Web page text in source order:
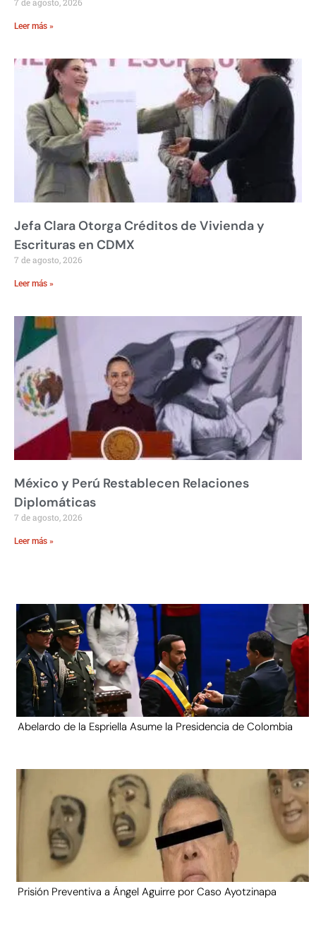
Leer más »
Jefa Clara Otorga Créditos de Vivienda y
Escrituras en CDMX
7 de agosto, 2026
Leer más »
México y Perú Restablecen Relaciones
Diplomáticas
7 de agosto, 2026
Leer más »
Abelardo de la Espriella Asume la Presidencia de Colombia
Prisión Preventiva a Ángel Aguirre por Caso Ayotzinapa